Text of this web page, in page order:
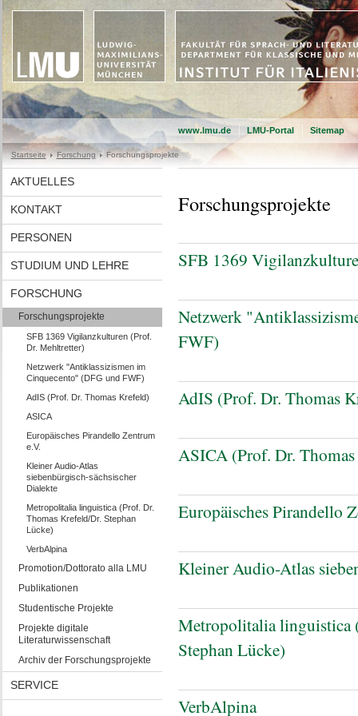
www.lmu.de LMU-Portal Sitemap
Startseite Forschung Forschungsprojekte
AKTUELLES
KONTAKT
PERSONEN
STUDIUM UND LEHRE
FORSCHUNG
Forschungsprojekte
SFB 1369 Vigilanzkulturen (Prof.
Dr. Mehltretter)
Netzwerk "Antiklassizismen im
Cinquecento" (DFG und FWF)
AdIS (Prof. Dr. Thomas Krefeld)
ASICA
Europäisches Pirandello Zentrum
e.V.
Kleiner Audio-Atlas
siebenbürgisch-sächsischer
Dialekte
Metropolitalia linguistica (Prof. Dr.
Thomas Krefeld/Dr. Stephan
Lücke)
VerbAlpina
Promotion/Dottorato alla LMU
Publikationen
Studentische Projekte
Projekte digitale
Literaturwissenschaft
Archiv der Forschungsprojekte
SERVICE
Forschungsprojekte
SFB 1369
Netzwerk
FWF)
AdIS (Prof. Dr. Thomas
ASICA (Prof. Dr.
Europäisches Pirandello
Kleiner Audio-Atlas
Metropolitalia linguistica
Stephan Lücke)
VerbAlpina